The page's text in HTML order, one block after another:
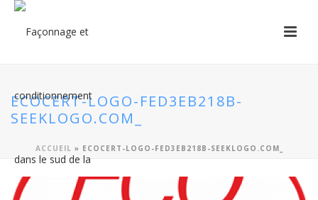
ECOCERT-LOGO-FED3EB218B-
SEEKLOGO.COM_
ACCUEIL » ECOCERT-LOGO-FED3EB218B-SEEKLOGO.COM_